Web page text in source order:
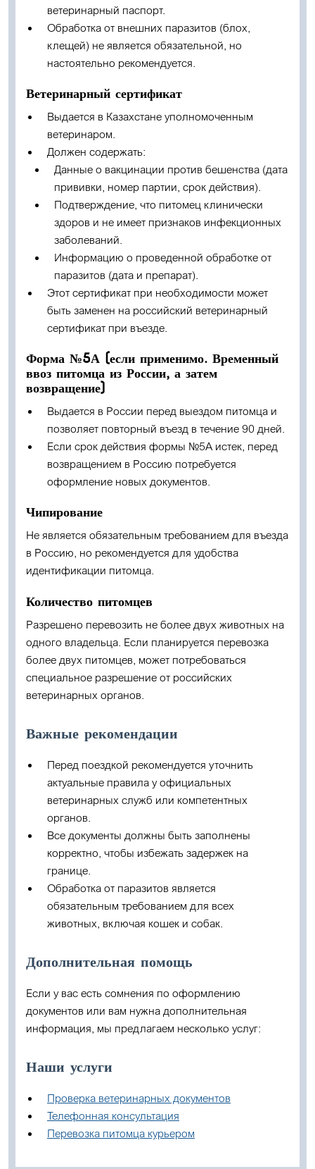
ветеринарный паспорт.
Обработка от внешних паразитов (блох,
клещей) не является обязательной, но
настоятельно рекомендуется.
Ветеринарный сертификат
Выдается в Казахстане уполномоченным
ветеринаром.
Должен содержать:
Данные о вакцинации против бешенства (дата
прививки, номер партии, срок действия).
Подтверждение, что питомец клинически
здоров и не имеет признаков инфекционных
заболеваний.
Информацию о проведенной обработке от
паразитов (дата и препарат).
Этот сертификат при необходимости может
быть заменен на российский ветеринарный
сертификат при въезде.
Форма №5А (если применимо. Временный
ввоз питомца из России, а затем
возвращение)
Выдается в России перед выездом питомца и
позволяет повторный въезд в течение 90 дней.
Если срок действия формы №5А истек, перед
возвращением в Россию потребуется
оформление новых документов.
Чипирование
Не является обязательным требованием для въезда
в Россию, но рекомендуется для удобства
идентификации питомца.
Количество питомцев
Разрешено перевозить не более двух животных на
одного владельца. Если планируется перевозка
более двух питомцев, может потребоваться
специальное разрешение от российских
ветеринарных органов.
Важные рекомендации
Перед поездкой рекомендуется уточнить
актуальные правила у официальных
ветеринарных служб или компетентных
органов.
Все документы должны быть заполнены
корректно, чтобы избежать задержек на
границе.
Обработка от паразитов является
обязательным требованием для всех
животных, включая кошек и собак.
Дополнительная помощь
Если у вас есть сомнения по оформлению
документов или вам нужна дополнительная
информация, мы предлагаем несколько услуг:
Наши услуги
Проверка ветеринарных документов
Телефонная консультация
Перевозка питомца курьером